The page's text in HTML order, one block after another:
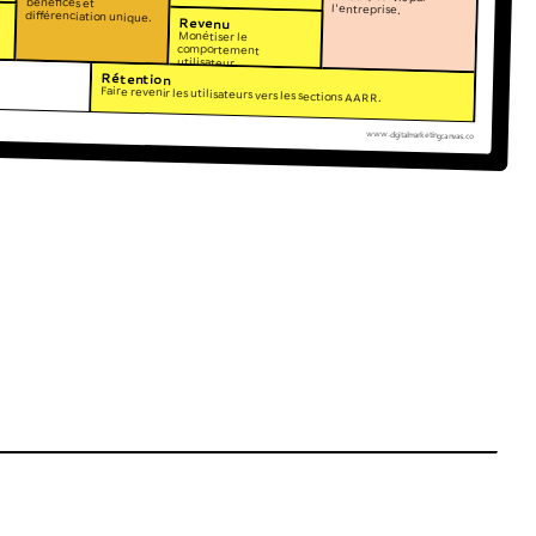
bénéfices et
différenciation unique. l'entreprise.
Revenu
Monétiser le
comportement
utilisateur.
Rétention
Faire revenir les utilisateurs vers les sections AARR.
www.digitalmarketingcanvas.co